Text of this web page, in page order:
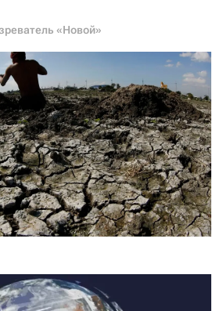
«Новой»
соучастником»,
подтверждаю свое гражданство РФ
С ДРУЗЬЯМИ
пишите donate@novayagazeta.ruили